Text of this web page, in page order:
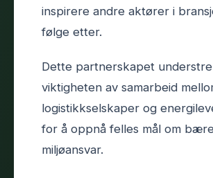
inspirere andre aktører i
følge etter.
Dette partnerskapet
viktigheten av samarbeid
logistikkselskaper og
for å oppnå felles mål om
miljøansvar.